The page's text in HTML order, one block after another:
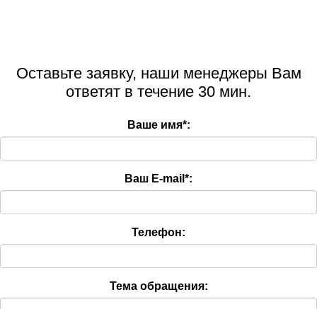
Оставьте заявку, наши менеджеры Вам
ответят в течение 30 мин.
Ваше имя*:
Ваш E-mail *:
Телефон:
Тема обращения: